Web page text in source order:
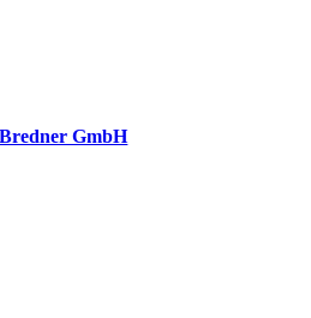
Bredner GmbH